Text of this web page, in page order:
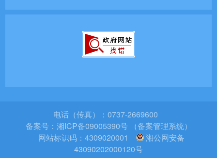
电话（传真）：0737-2669600
备案号： 湘ICP备09005390号 （备案管理系统）
网站标识码：4309020001
湘公网安备
43090202000120号